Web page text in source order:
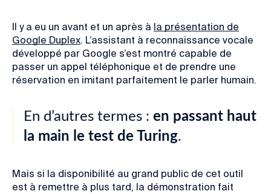
Il y a eu un avant et un après à la présentation de
Google Duplex. L’assistant à reconnaissance vocale
développé par Google s’est montré capable de
passer un appel téléphonique et de prendre une
réservation en imitant parfaitement le parler humain.
En d’autres termes : en passant haut
la main le test de Turing.
Mais si la disponibilité au grand public de cet outil
est à remettre à plus tard, la démonstration fait